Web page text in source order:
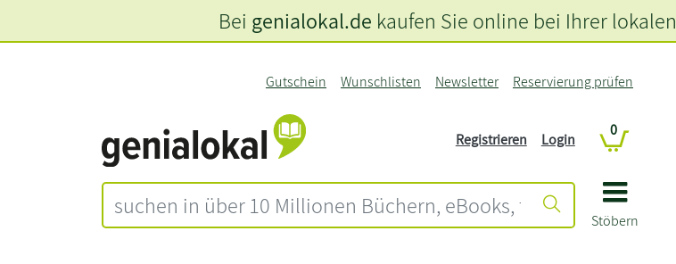
Stöbern
Gutschein Wunschlisten Newsletter Reservierung prüfen
Registrieren Login
0
Bei genialokal.de kaufen Sie online bei Ihrer lokalen